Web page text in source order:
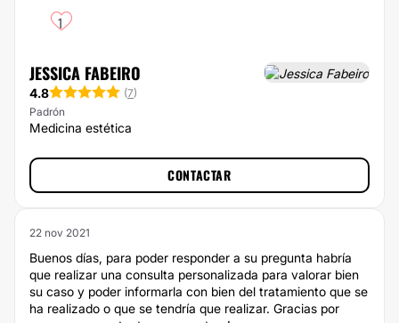
1
JESSICA FABEIRO
4.8 (7)
Padrón
Medicina estética
CONTACTAR
22 nov 2021
Buenos días, para poder responder a su pregunta habría
que realizar una consulta personalizada para valorar bien
su caso y poder informarla con bien del tratamiento que se
ha realizado o que se tendría que realizar. Gracias por